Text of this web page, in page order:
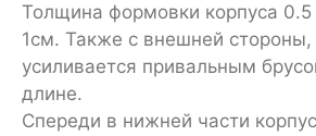
Толщина формовки корпуса 0.5
1см. Также с внешней стороны,
усиливается привальным
длине.
Спереди в нижней части